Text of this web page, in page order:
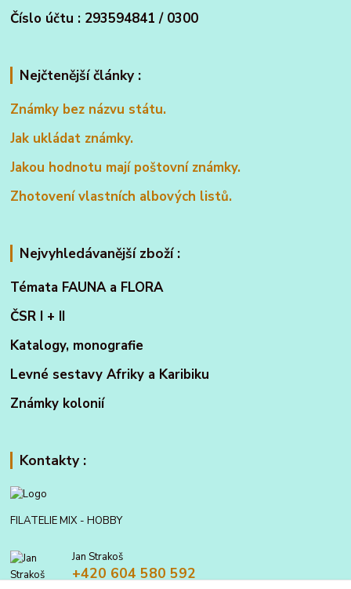
Číslo účtu : 293594841 / 0300
Nejčtenější články :
Známky bez názvu státu.
Jak ukládat známky.
Jakou hodnotu mají poštovní známky.
Zhotovení vlastních albových listů.
Nejvyhledávanější zboží :
Témata FAUNA a FLORA
ČSR I + II
Katalogy, monografie
Levné sestavy Afriky a Karibiku
Známky kolonií
Kontakty :
FILATELIE MIX - HOBBY
Jan Strakoš
+420 604 580 592